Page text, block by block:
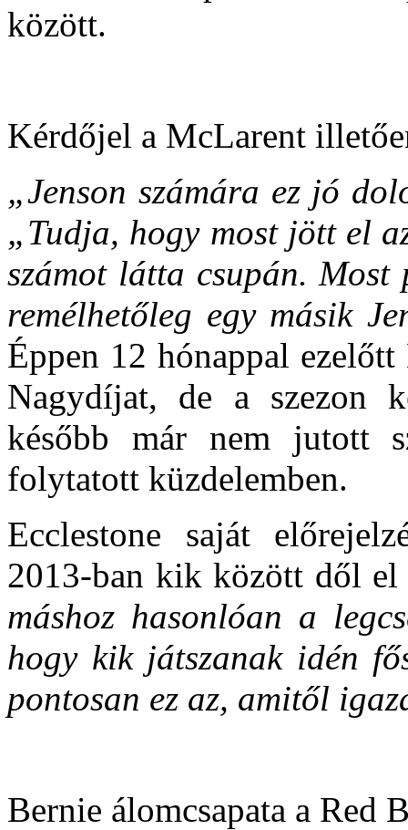
között.
Kérdőjel a McLarent
„Jenson számára ez jó
„Tudja, hogy most jött el
számot látta csupán. Most
remélhetőleg egy másik
Éppen 12 hónappal
Nagydíjat, de a szezon
később már nem jutott
folytatott küzdelemben.
Ecclestone saját
2013-ban kik között dől
máshoz hasonlóan a
hogy kik játszanak idén
pontosan ez az, amitől
Bernie álomcsapata a Red